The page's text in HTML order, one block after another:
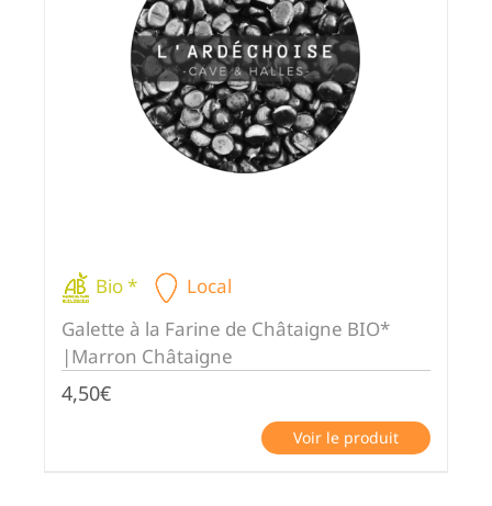
Bio *
Local
Galette à la Farine de Châtaigne BIO*
|Marron Châtaigne
4,50€
Voir le produit